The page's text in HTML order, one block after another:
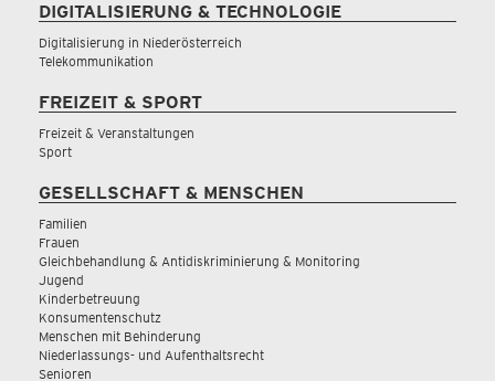
DIGITALISIERUNG & TECHNOLOGIE
Digitalisierung in Niederösterreich
Telekommunikation
FREIZEIT & SPORT
Freizeit & Veranstaltungen
Sport
GESELLSCHAFT & MENSCHEN
Familien
Frauen
Gleichbehandlung & Antidiskriminierung & Monitoring
Jugend
Kinderbetreuung
Konsumentenschutz
Menschen mit Behinderung
Niederlassungs- und Aufenthaltsrecht
Senioren